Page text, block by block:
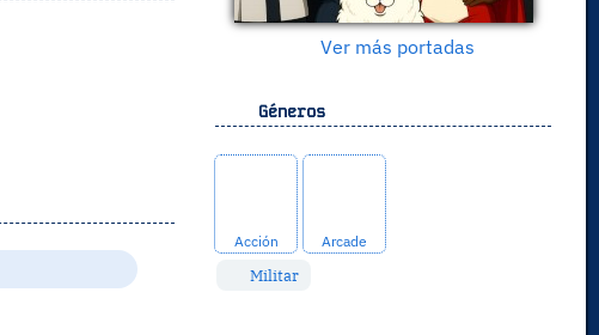
Ver más portadas
Géneros
Acción Arcade
Militar